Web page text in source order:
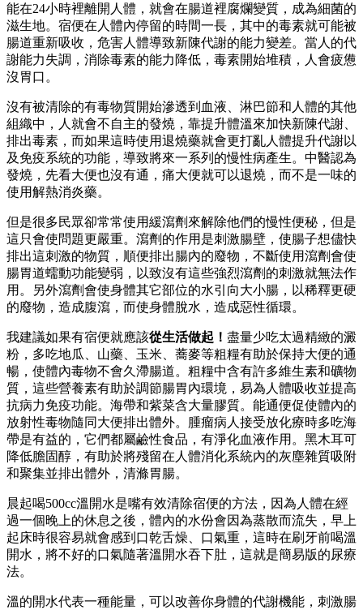
能在24小時裡離開人體，就會在腸道裡腐爛變質，成為細菌的
滋生地。宿便在人體內停留的時間一長，其中的毒素就可能被
腸道重新吸收，危害人體導致新陳代謝的能力變差。 當人的代
謝能力失調，消除毒素的能力降低，毒素開始堆積，人會疲憊
沒胃口。
沒有被清除的有毒物質開始滲透到血液、淋巴節和人體的其他
組織中，人就會不自主的發燒，靠提升體溫來加快新陳代謝、
排出毒素，而如果這時使用退燒藥就會更打亂人體提升代謝以
及免疫系統的功能，導致將來一系列的慢性病產生。中醫認為
發燒，先看大便也沒有通，痛大便就可以退燒，而不是一味的
使用解熱消炎藥。
但是很多民眾卻常常使用緩瀉劑來解除他們的慢性便秘，但是
這只會使問題更嚴重。瀉劑的作用是刺激腸壁，使腸子想儘快
排出這刺激的物質，順便排出腸內的廢物，不斷使用瀉劑會使
腸胃道蠕動功能變弱，以致沒有這些強烈瀉劑的刺激就無法作
用。另外瀉劑會使身體其它部位的水引向大小腸，以稀釋更硬
的廢物，造成腹瀉，而使身體脫水，造成惡性循環。
我建議如果有宿便就應該從生活做起！ 盡量少吃太過精緻的澱
粉，多吃地瓜、山藥、玉米、蕎麥等粗糧有助於保持大便的通
暢，使體內毒物不會久滯腸道。粗糧中含有許多維生素和礦物
質，這些營養素有助於調節腸胃內環境，易為人體吸收並提高
抗病力免疫功能。海帶和紫菜含大量膠質。能通便促使體內的
放射性毒物隨同大便排出體外。腫瘤病人接受放化療時多吃海
帶是有益的，它們都屬鹼性食品，有淨化血液作用。黑木耳可
降低膽固醇，有助於將殘留在人體消化系統內的灰塵雜質吸附
和聚集並排出體外，清滌胃腸。
晨起喝500cc溫開水是嘴有效清除宿便的方法，因為人體在經
過一個晚上的休息之後，體內的水份會因為蒸散而流失，早上
起床時很容易就會感到口乾舌燥、口氣重，這時在刷牙前喝溫
開水，將不好的口氣隨著溫開水吞下肚，這就是簡易版的尿療
法。
溫的開水代表一種能量，可以改善你身體的代謝機能，刺激腸